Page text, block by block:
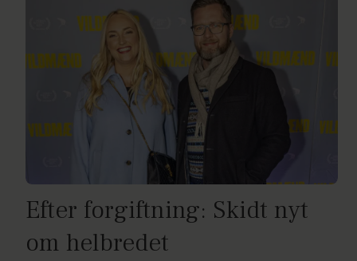
Efter forgiftning: Skidt nyt
om helbredet